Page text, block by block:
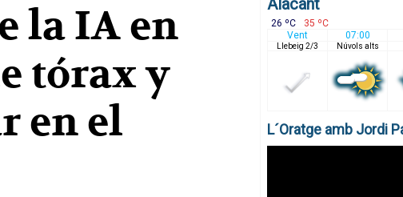
la IA en
tórax y
en el